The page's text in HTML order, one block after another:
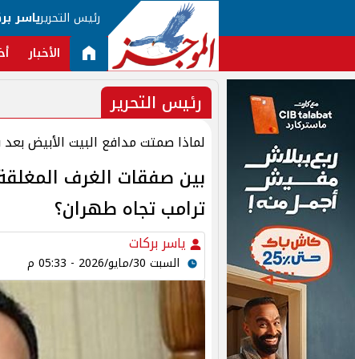
رئيس التحريرياسر
الأخبار
رئيس التحرير
لماذا صمتت مدافع البيت الأبيض
بين صفقات الغرف
ترامب تجاه طهران؟
ياسر بركات
السبت 30/مايو/2026 - 05:33 م